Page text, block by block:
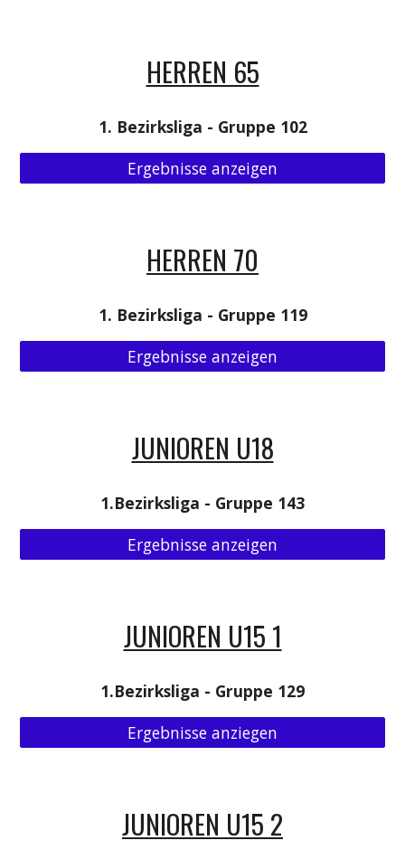
HERREN 65
1. Bezirksliga - Gruppe 102
Ergebnisse anzeigen
HERREN 70
1. Bezirksliga - Gruppe 119
Ergebnisse anzeigen
JUNIOREN U18
1.Bezirksliga - Gruppe 143
Ergebnisse anzeigen
JUNIOREN U15 1
1.Bezirksliga - Gruppe 129
Ergebnisse anziegen
JUNIOREN U15 2